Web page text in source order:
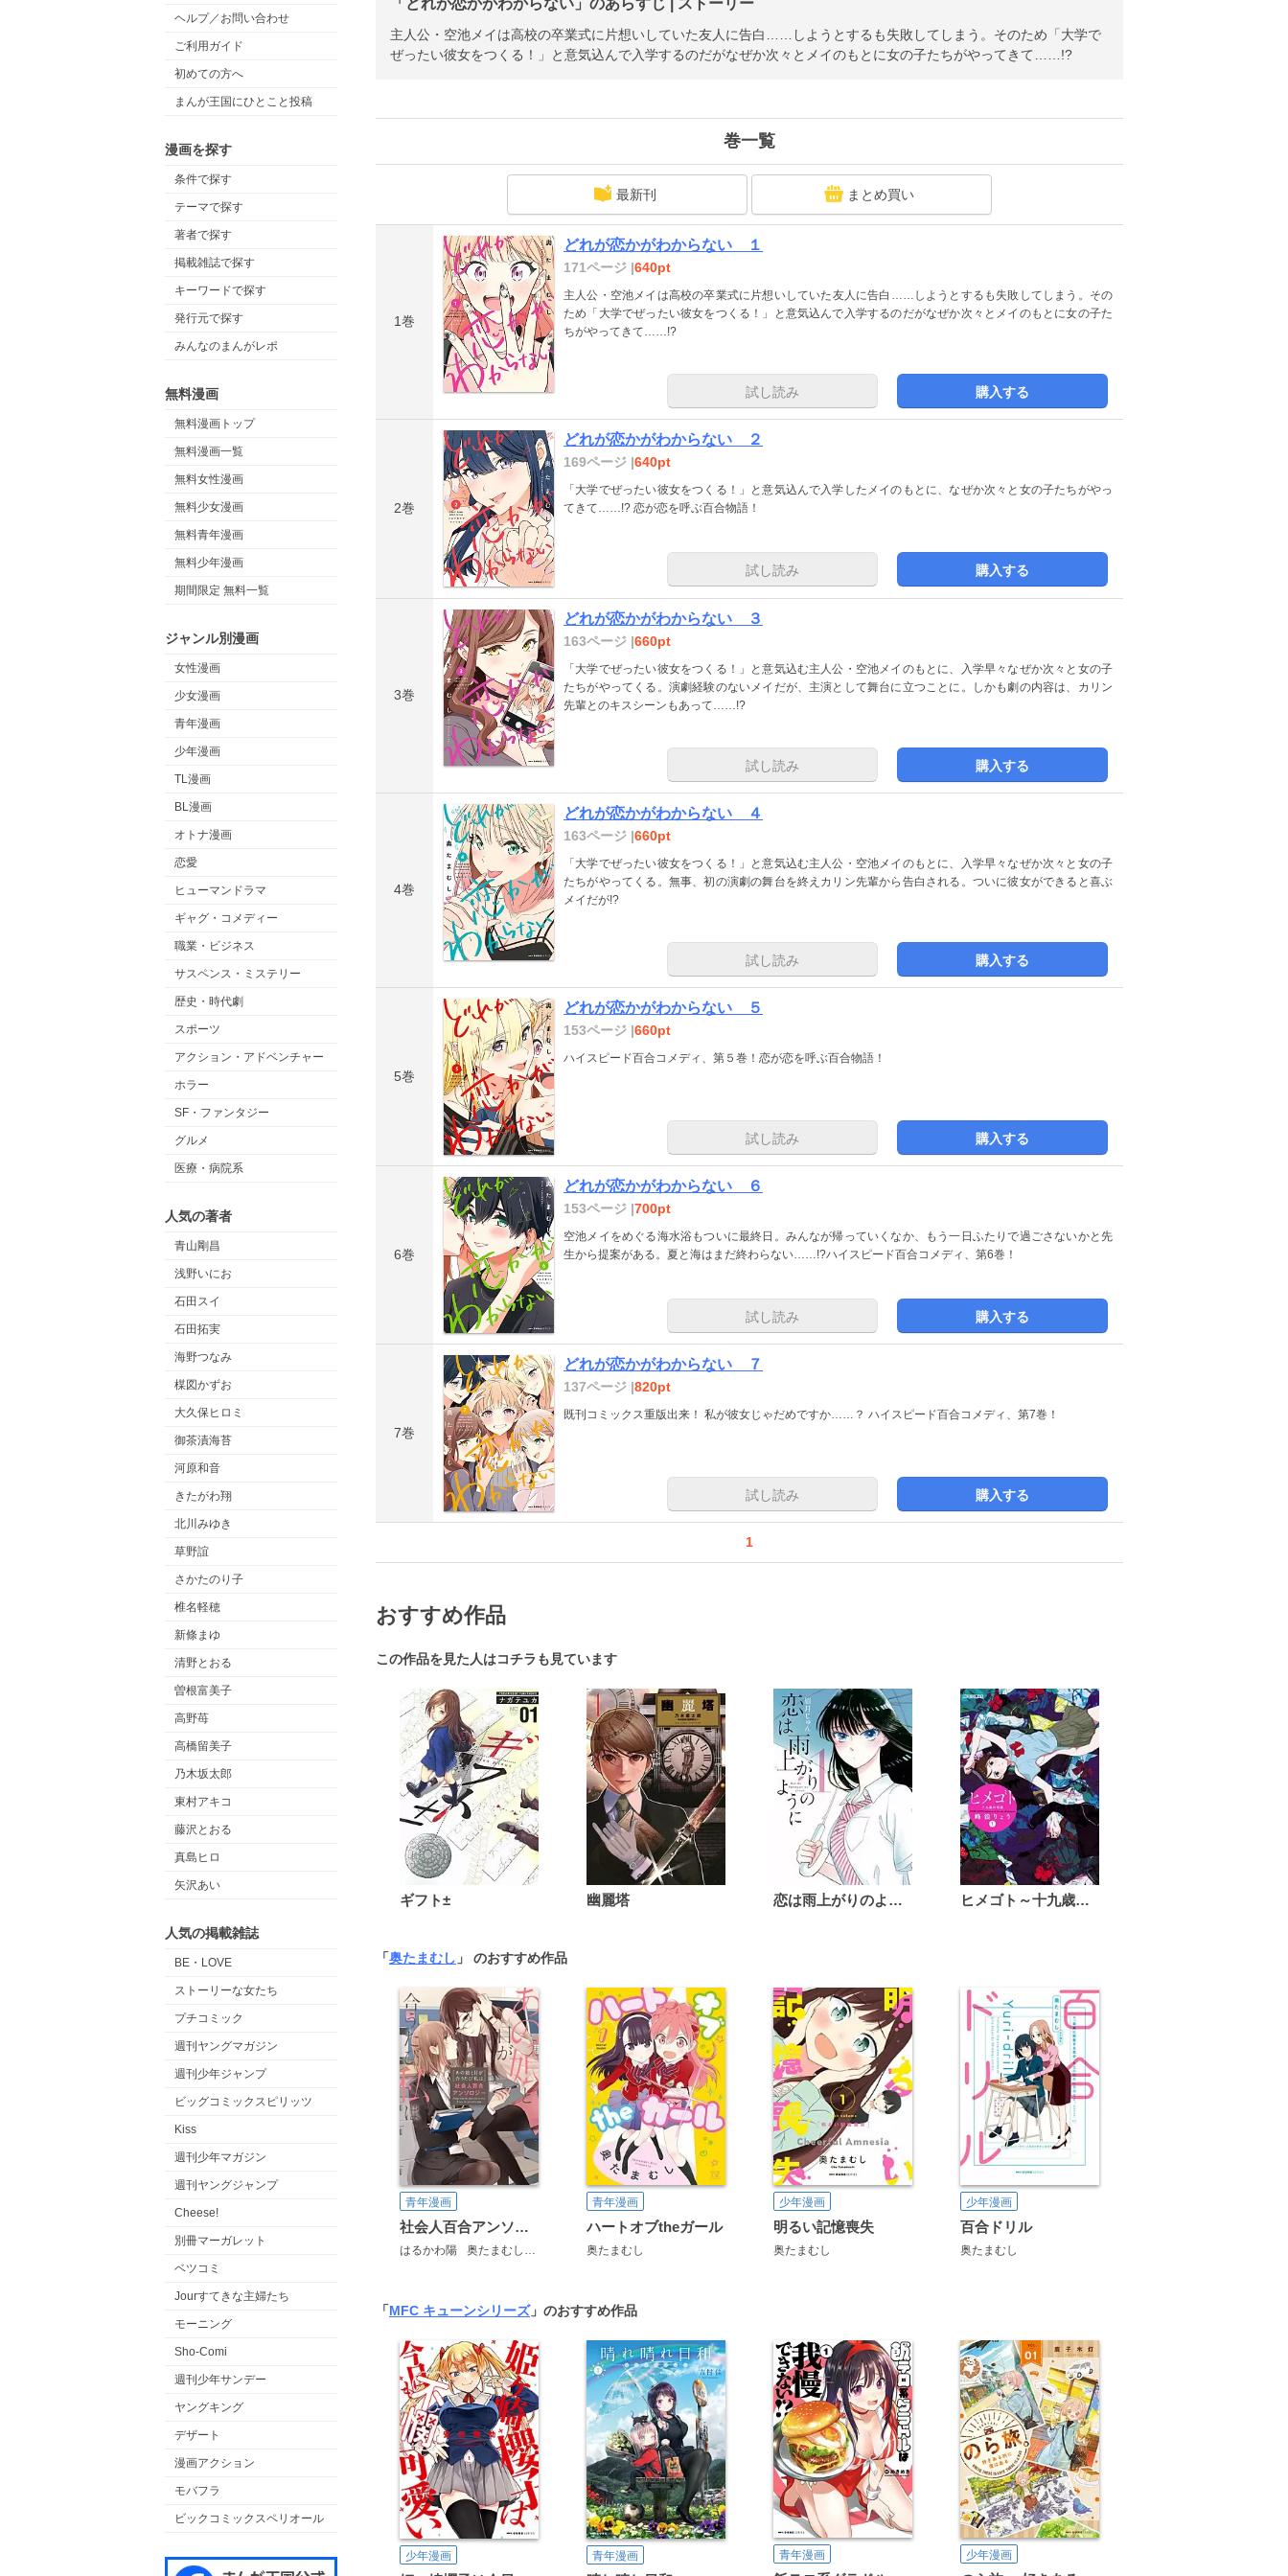
ヘルプ／お問い合わせ
ご利用ガイド
初めての方へ
まんが王国にひとこと投稿
漫画を探す
条件で探す
テーマで探す
著者で探す
掲載雑誌で探す
キーワードで探す
発行元で探す
みんなのまんがレポ
無料漫画
無料漫画トップ
無料漫画一覧
無料女性漫画
無料少女漫画
無料青年漫画
無料少年漫画
期間限定 無料一覧
ジャンル別漫画
女性漫画
少女漫画
青年漫画
少年漫画
TL漫画
BL漫画
オトナ漫画
恋愛
ヒューマンドラマ
ギャグ・コメディー
職業・ビジネス
サスペンス・ミステリー
歴史・時代劇
スポーツ
アクション・アドベンチャー
ホラー
SF・ファンタジー
グルメ
医療・病院系
人気の著者
青山剛昌
浅野いにお
石田スイ
石田拓実
海野つなみ
楳図かずお
大久保ヒロミ
御茶漬海苔
河原和音
きたがわ翔
北川みゆき
草野誼
さかたのり子
椎名軽穂
新條まゆ
清野とおる
曽根富美子
高野苺
高橋留美子
乃木坂太郎
東村アキコ
藤沢とおる
真島ヒロ
矢沢あい
人気の掲載雑誌
BE・LOVE
ストーリーな女たち
プチコミック
週刊ヤングマガジン
週刊少年ジャンプ
ビッグコミックスピリッツ
Kiss
週刊少年マガジン
週刊ヤングジャンプ
Cheese!
別冊マーガレット
ベツコミ
Jourすてきな主婦たち
モーニング
Sho-Comi
週刊少年サンデー
ヤングキング
デザート
漫画アクション
モバフラ
ビックコミックスペリオール
主人公・空池メイは高校の卒業式に片想いしていた友人に告白……しようとするも失敗してしまう。そのため「大学で
ぜったい彼女をつくる！」と意気込んで入学するのだがなぜか次々とメイのもとに女の子たちがやってきて……!?
巻一覧
最新刊 まとめ買い
1巻
どれが恋かがわからない １
171ページ |640pt
主人公・空池メイは高校の卒業式に片想いしていた友人に告白……しようとするも失敗してしまう。その
ため「大学でぜったい彼女をつくる！」と意気込んで入学するのだがなぜか次々とメイのもとに女の子た
ちがやってきて……!?
試し読み 購入する
2巻
どれが恋かがわからない ２
169ページ |640pt
「大学でぜったい彼女をつくる！」と意気込んで入学したメイのもとに、なぜか次々と女の子たちがやっ
てきて……!? 恋が恋を呼ぶ百合物語！
試し読み 購入する
3巻
どれが恋かがわからない ３
163ページ |660pt
「大学でぜったい彼女をつくる！」と意気込む主人公・空池メイのもとに、入学早々なぜか次々と女の子
たちがやってくる。演劇経験のないメイだが、主演として舞台に立つことに。しかも劇の内容は、カリン
先輩とのキスシーンもあって……!?
試し読み 購入する
4巻
どれが恋かがわからない ４
163ページ |660pt
「大学でぜったい彼女をつくる！」と意気込む主人公・空池メイのもとに、入学早々なぜか次々と女の子
たちがやってくる。無事、初の演劇の舞台を終えカリン先輩から告白される。ついに彼女ができると喜ぶ
メイだが!?
試し読み 購入する
5巻
どれが恋かがわからない ５
153ページ |660pt
ハイスピード百合コメディ、第５巻！恋が恋を呼ぶ百合物語！
試し読み 購入する
6巻
どれが恋かがわからない ６
153ページ |700pt
空池メイをめぐる海水浴もついに最終日。みんなが帰っていくなか、もう一日ふたりで過ごさないかと先
生から提案がある。夏と海はまだ終わらない……!?ハイスピード百合コメディ、第6巻！
試し読み 購入する
7巻
どれが恋かがわからない ７
137ページ |820pt
既刊コミックス重版出来！ 私が彼女じゃだめですか……？ ハイスピード百合コメディ、第7巻！
試し読み 購入する
1
おすすめ作品
この作品を見た人はコチラも見ています
ギフト± 幽麗塔 恋は雨上がりのように ヒメゴト～十九歳の制服～
「奥たまむし 」 のおすすめ作品
青年漫画
社会人百合アンソロジー
はるかわ陽 奥たまむし さつま揚げ 雪子
青年漫画
ハートオブtheガール
奥たまむし
少年漫画
明るい記憶喪失
奥たまむし
少年漫画
百合ドリル
奥たまむし
「MFC キューンシリーズ」のおすすめ作品
少年漫画 青年漫画 青年漫画 少年漫画